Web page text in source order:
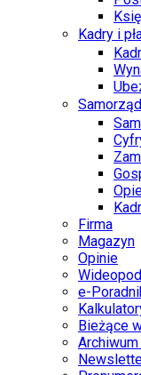
Kadry i
Samorząd
Firma
Magazyn
Opinie
e-
Bieżące